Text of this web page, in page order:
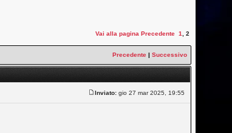
Vai alla pagina Precedente 1 ,2
Precedente |Successivo
Inviato: gio 27 mar 2025, 19:55